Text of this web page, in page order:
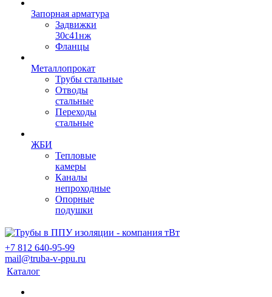
Запорная арматура
Задвижки
30с41нж
Фланцы
Металлопрокат
Трубы стальные
Отводы
стальные
Переходы
стальные
ЖБИ
Тепловые
камеры
Каналы
непроходные
Опорные
подушки
+7 812 640-95-99
mail@truba-v-ppu.ru
Каталог